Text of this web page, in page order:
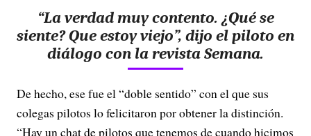
“La verdad muy contento. ¿Qué se
siente? Que estoy viejo”, dijo el piloto en
diálogo con la revista Semana.
De hecho, ese fue el “doble sentido” con el que sus
colegas pilotos lo felicitaron por obtener la distinción.
“Hay un chat de pilotos que tenemos de cuando hicimos